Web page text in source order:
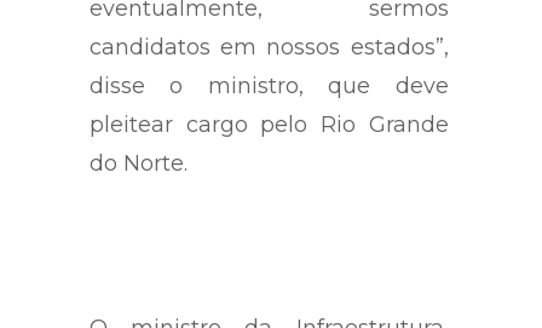
à disposição para,
eventualmente, sermos
candidatos em nossos estados”,
disse o ministro, que deve
pleitear cargo pelo Rio Grande